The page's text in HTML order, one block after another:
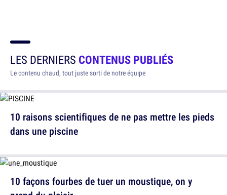
LES DERNIERS CONTENUS PUBLIÉS
Le contenu chaud, tout juste sorti de notre équipe
10 raisons scientifiques de ne pas mettre les pieds
dans une piscine
10 façons fourbes de tuer un moustique, on y